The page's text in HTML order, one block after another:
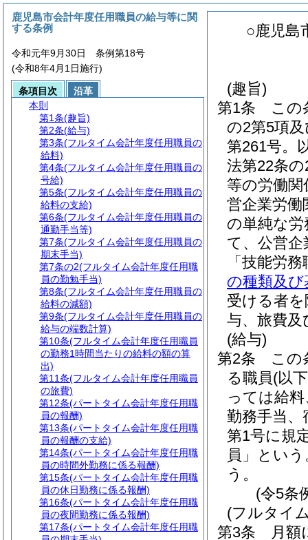
○鹿児島
(趣旨)
第1条
この
の2第5項
第261号。
法第22条
等の労働
営企業労働
の単純な
て、公営
「技能労
の種類及
受ける者
与、旅費
(給与)
第2条
この
る職員(以
っては給
勤務手当、
第1号に規
員」という
う。
(令5条
(フルタイ
第3条
月額
鹿児島市会計年度任用職員の給与等に関
する条例
令和元年9月30日 条例第18号
(令和8年4月1日施行)
条項目次
沿革
本則
第1条(趣旨)
第2条(給与)
第3条(フルタイム会計年度任用職員の
給料)
第4条(フルタイム会計年度任用職員の
号給)
第5条(フルタイム会計年度任用職員の
給料の支給)
第6条(フルタイム会計年度任用職員の
通勤手当等)
第7条(フルタイム会計年度任用職員の
期末手当)
第7条の2(フルタイム会計年度任用職
員の勤勉手当)
第8条(フルタイム会計年度任用職員の
給料の減額)
第9条(フルタイム会計年度任用職員の
給与の端数計算)
第10条(フルタイム会計年度任用職員
の勤務1時間当たりの給料の額の算
出)
第11条(フルタイム会計年度任用職員
の旅費)
第12条(パートタイム会計年度任用職
員の報酬)
第13条(パートタイム会計年度任用職
員の報酬の支給)
第14条(パートタイム会計年度任用職
員の時間外勤務に係る報酬)
第15条(パートタイム会計年度任用職
員の休日勤務に係る報酬)
第16条(パートタイム会計年度任用職
員の夜間勤務に係る報酬)
第17条(パートタイム会計年度任用職